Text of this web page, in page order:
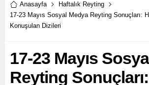
Anasayfa
Haftalık Reyting
17-23 Mayıs Sosyal Medya Reyting Sonuçları:
Konuşulan Dizileri
17-23 Mayıs
Reyting Sonuçları: